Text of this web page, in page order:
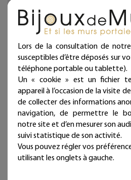
Ces écritures en fil de fer sont à
autre dimension à vos murs et
disposant les lignes de ce
envies et de votre humeur,
Décoration d'intérieur en fil de
la main dans notre atelier.
Fabrication française. Artisanat
Chaque bijou de mur est
pochette prête à offrir et qui
artisanale et française !
Lors de la consultation de
susceptibles d’être déposés sur
téléphone portable ou tablette).
Un « cookie » est un fichier
appareil à l’occasion de la visite
de collecter des informations
navigation, de permettre le
notre site et d’en mesurer son
suivi statistique de son activité.
Vous pouvez régler vos
utilisant les onglets à gauche.